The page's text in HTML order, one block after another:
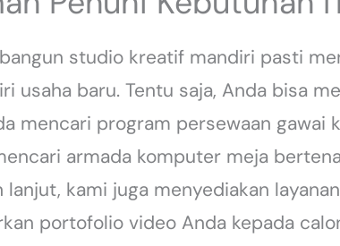
studio kreatif mandiri pasti
usaha baru. Tentu saja, Anda bisa
mencari program persewaan gawai
armada komputer meja
lanjut, kami juga menyediakan
portofolio video Anda kepada